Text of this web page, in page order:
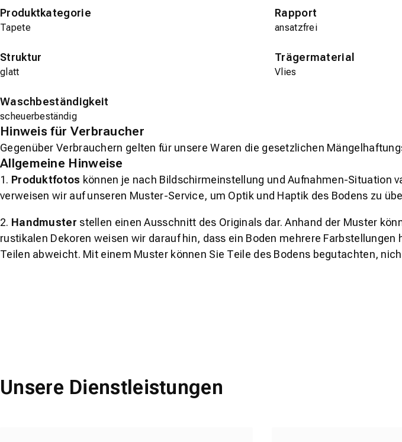
Produktkategorie
Tapete
Rapport
ansatzfrei
Struktur
glatt
Trägermaterial
Vlies
Waschbeständigkeit
scheuerbeständig
Hinweis für Verbraucher
Gegenüber Verbrauchern gelten für unsere Waren die gesetzlichen
Allgemeine Hinweise
1. Produktfotos können je nach Bildschirmeinstellung und Aufnahmen-Situation
verweisen wir auf unseren Muster-Service, um Optik und Haptik des Bodens zu
2. Handmuster stellen einen Ausschnitt des Originals dar. Anhand der Muster
rustikalen Dekoren weisen wir darauf hin, dass ein Boden mehrere
Teilen abweicht. Mit einem Muster können Sie Teile des Bodens begutachten,
Unsere Dienstleistungen